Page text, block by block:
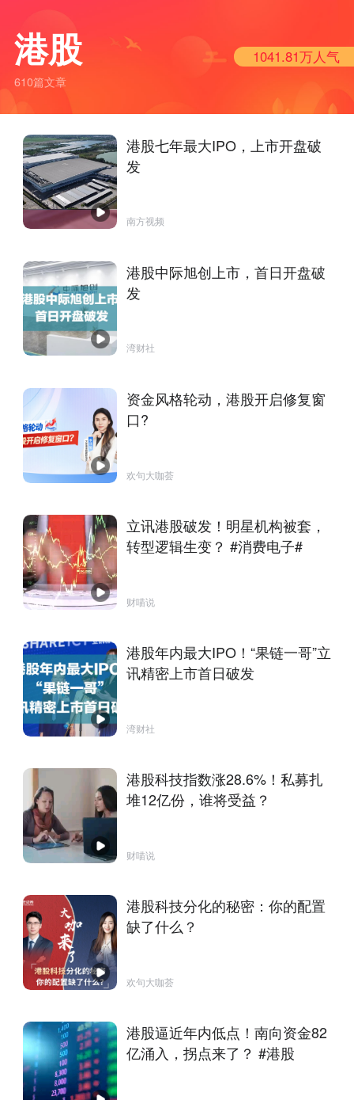
港股
610篇文章
1041.81万人气
港股七年最大IPO，上市开盘破
发
南方视频
港股中际旭创上市，首日开盘破
发
湾财社
资金风格轮动，港股开启修复窗
口?
欢句大咖荟
立讯港股破发！明星机构被套，
转型逻辑生变？ #消费电子#
财喵说
港股年内最大IPO！“果链一哥”立
讯精密上市首日破发
湾财社
港股科技指数涨28.6%！私募扎
堆12亿份，谁将受益？
财喵说
港股科技分化的秘密：你的配置
缺了什么？
欢句大咖荟
港股逼近年内低点！南向资金82
亿涌入，拐点来了？ #港股